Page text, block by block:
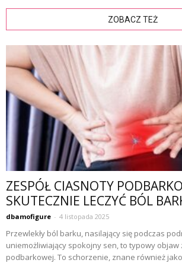
ZOBACZ TEŻ
ZESPÓŁ CIASNOTY
SKUTECZNIE LECZYĆ BÓL
dbamofigure - 4 listopada 2025
Przewlekły ból barku, nasilający się podczas
uniemożliwiający spokojny sen, to typowy objaw
podbarkowej. To schorzenie, znane również